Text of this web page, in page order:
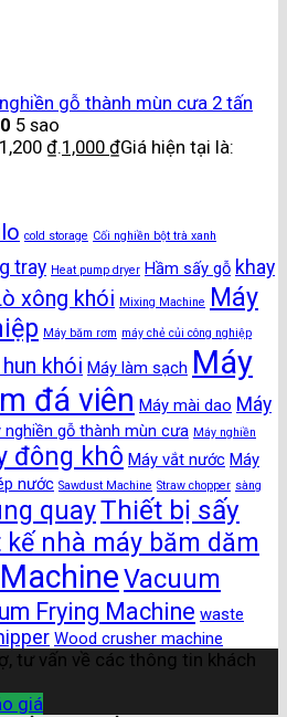
gỗ thành mùn cưa 2 tấn
5 sao
₫.1,000 ₫Giá hiện tại là:
cold storage Cối nghiền bột trà xanh
tray Heat pump dryer Hầm sấy gỗ khay
xông khói Mixing Machine Máy
Máy băm rơm máy chẻ củi công nghiệp
khói Máy làm sạch Máy
đá viên Máy mài dao Máy
nghiền gỗ thành mùn cưa Máy nghiền
đông khô Máy vắt nước Máy
nước Sawdust Machine Straw chopper sàng
quayThiết bị sấy
kế nhà máy băm dăm
Vacuum
Frying Machine waste
Wood crusher machine
tư vấn về các thông tin khách
giá